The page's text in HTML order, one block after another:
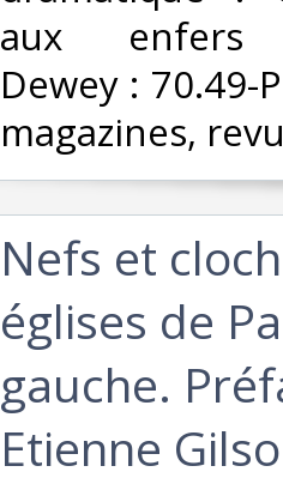
aux enfers
Dewey : 70.49-
magazines,
‎Nefs et
églises de
gauche.
Etienne